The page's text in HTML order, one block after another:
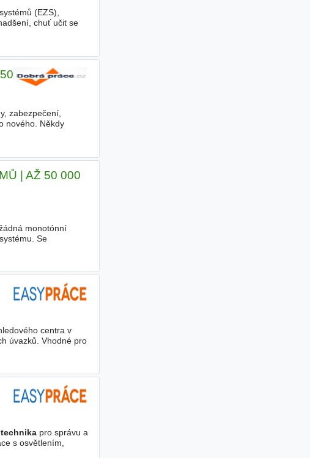
(EZS),
chuť učit se
000 Kč
zabezpečení,
nového. Někdy
| AŽ 50 000
monotónní
Se
centra v
úvazků. Vhodné pro
technikapro správu a
s osvětlením,